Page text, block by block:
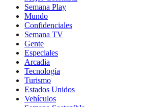
Semana Play
Mundo
Confidenciales
Semana TV
Gente
Especiales
Arcadia
Tecnología
Turismo
Estados Unidos
Vehículos